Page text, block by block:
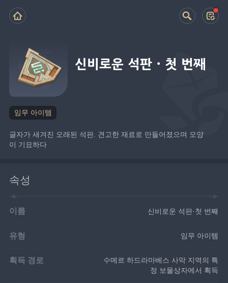
신비로운 석판·첫 번째
임무 아이템
글자가 새겨진 오래된 석판. 견고한 재료로 만들어졌으며 모양
이 기묘하다
속성
이름 신비로운 석판·첫 번째
유형 임무 아이템
획득 경로
수메르 하드라마베스 사막 지역의 특
정 보물상자에서 획득